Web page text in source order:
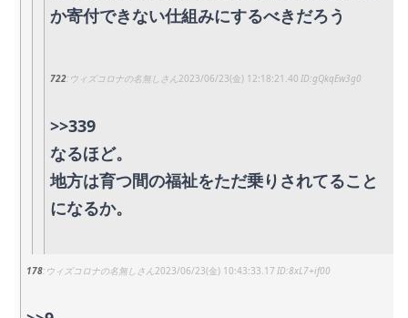
か寄付できない仕組みにするべきだろう
722 ウィズコロナの名無しさん 2023/06/23(金) 12:18:21.40 gQkqEw3g0
>>339
なるほど。
地方は育つ間の福祉をただ乗りされてること
になるか。
178 ウィズコロナの名無しさん 2023/06/23(金) 10:43:33.17 8xL7+if00